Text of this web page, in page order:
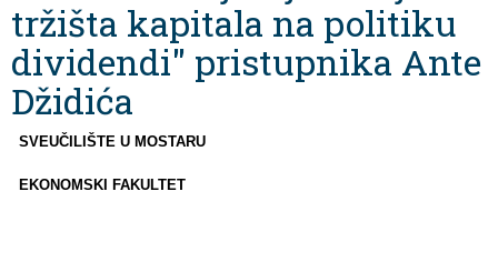
tržišta kapitala na politiku
dividendi" pristupnika Ante
Džidića
SVEUČILIŠTE U MOSTARU
EKONOMSKI FAKULTET